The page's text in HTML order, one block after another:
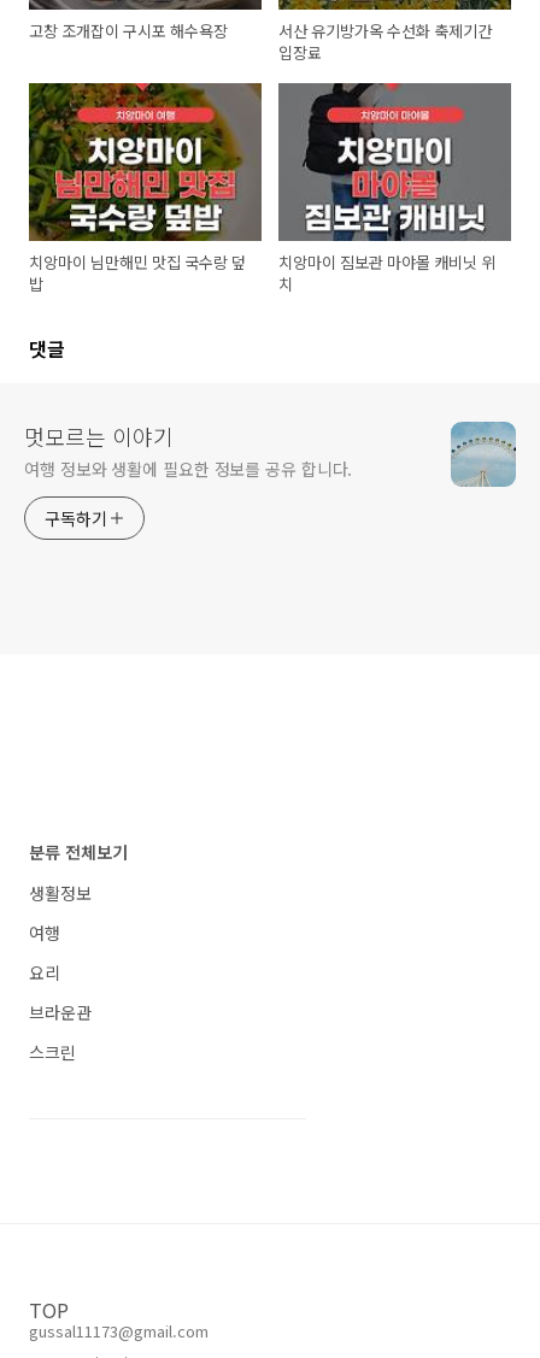
고창 조개잡이 구시포 해수욕장
서산 유기방가옥 수선화 축제기간
입장료
치앙마이 님만해민 맛집 국수랑 덮
밥
치앙마이 짐보관 마야몰 캐비닛 위
치
댓글
멋모르는 이야기
여행 정보와 생활에 필요한 정보를 공유 합니다.
구독하기
분류 전체보기
생활정보
여행
요리
브라운관
스크린
TOP
gussal11173@gmail.com